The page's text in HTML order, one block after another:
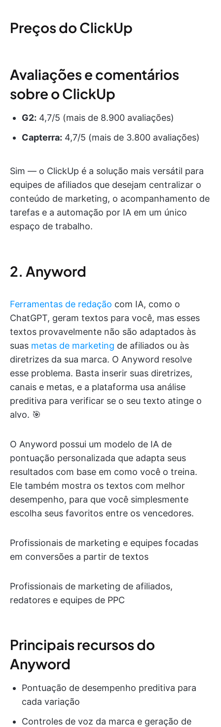
Preços do ClickUp
Avaliações e comentários
sobre o ClickUp
G2: 4,7/5 (mais de 8.900 avaliações)
Capterra: 4,7/5 (mais de 3.800 avaliações)
Sim — o ClickUp é a solução mais versátil para
equipes de afiliados que desejam centralizar o
conteúdo de marketing, o acompanhamento de
tarefas e a automação por IA em um único
espaço de trabalho.
2. Anyword
Ferramentas de redação com IA, como o
ChatGPT, geram textos para você, mas esses
textos provavelmente não são adaptados às
suas metas de marketing de afiliados ou às
diretrizes da sua marca. O Anyword resolve
esse problema. Basta inserir suas diretrizes,
canais e metas, e a plataforma usa análise
preditiva para verificar se o seu texto atinge o
alvo. 🎯
O Anyword possui um modelo de IA de
pontuação personalizada que adapta seus
resultados com base em como você o treina.
Ele também mostra os textos com melhor
desempenho, para que você simplesmente
escolha seus favoritos entre os vencedores.
Profissionais de marketing e equipes focadas
em conversões a partir de textos
Profissionais de marketing de afiliados,
redatores e equipes de PPC
Principais recursos do
Anyword
Pontuação de desempenho preditiva para
cada variação
Controles de voz da marca e geração de